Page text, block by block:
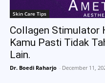
Skin Care Tips
Collagen Stimulator
Kamu Pasti Tidak
Lain.
Dr. Boedi Raharjo - December 11,